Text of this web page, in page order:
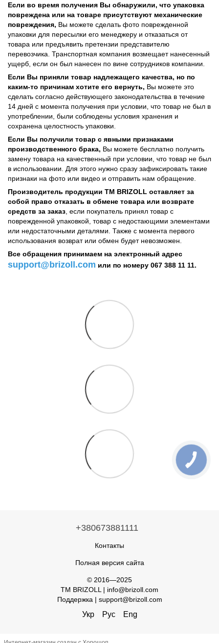
Если во время получения Вы обнаружили, что упаковка
повреждена или на товаре присутствуют механические
повреждения, Вы можете сделать фото поврежденной
упаковки для пересылки его менеджеру и отказаться от
товара или предъявить претензии представителю
перевозчика. Транспортная компания возмещает нанесенный
ущерб, если он был нанесен по вине сотрудников компании.
Если Вы приняли товар надлежащего качества, но по
каким-то причинам хотите его вернуть, Вы можете это
сделать согласно действующего законодательства в течение
14 дней с момента получения при условии, что товар не был в
употреблении, были соблюдены условия хранения и
сохранена целостность упаковки.
Если Вы получили товар с явными признаками
производственного брака, Вы можете бесплатно получить
замену товара на качественный при условии, что товар не был
в использовании. Для этого нужно сразу зафиксировать такие
признаки на фото или видео и отправить нам обращение.
Производитель продукции ТМ BRIZOLL оставляет за
собой право отказать в обмене товара или возврате
средств за заказ, если покупатель принял товар с
поврежденной упаковкой, товар с недостающими элементами
или недостаточными деталями. Также с момента первого
использования возврат или обмен будет невозможен.
Все обращения принимаем на электронный адрес
support@brizoll.com или по номеру 067 388 11 11.
+380673881111
Контакты
Полная версия сайта
© 2016—2025
TM BRIZOLL | info@brizoll.com
Поддержка | support@brizoll.com
Укр Рус Eng